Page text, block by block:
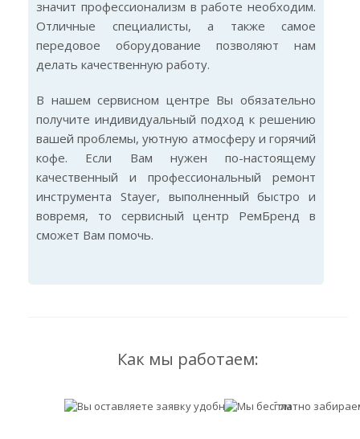
значит профессионализм в работе необходим.
Отличные специалисты, а также самое
передовое оборудование позволяют нам
делать качественную работу.
В нашем сервисном центре Вы обязательно
получите индивидуальный подход к решению
вашей проблемы, уютную атмосферу и горячий
кофе. Если Вам нужен по-настоящему
качественный и профессиональный ремонт
инструмента Stayer, выполненный быстро и
вовремя, то сервисный центр РемБренд в
сможет Вам помочь.
Как мы работаем: